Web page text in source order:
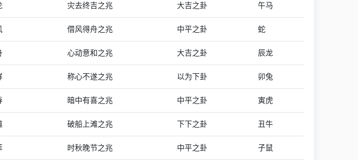
灾去终吉之兆 大吉之卦 午马
借风得舟之兆 中平之卦 蛇
心动意和之兆 大吉之卦 辰龙
称心不遂之兆 以为下卦 卯兔
暗中有喜之兆 中平之卦 寅虎
破船上滩之兆 下下之卦 丑牛
时秋晚节之兆 中平之卦 子鼠